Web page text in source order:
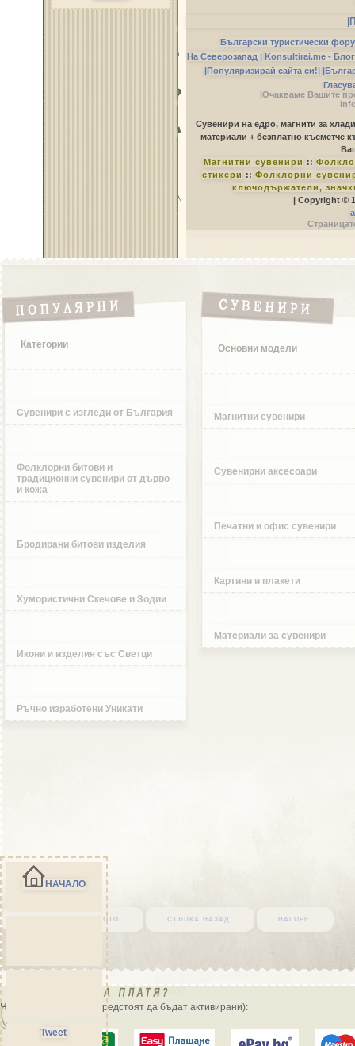
Български туристически
На Северозапад | Konsultirai.me -
|Популяризирай сайта си!|
|Очакваме Вашите
Сувенири на едро, магнити за
материали + безплатно късметче
Магнитни сувенири ::
стикери :: Фолклорни
ключодържатели,
| Copyright ©
Категории
Сувенири с изгледи от България
Фолклорни битови и
традиционни сувенири от дърво
и кожа
Бродирани битови изделия
Хумористични Скечове и Зодии
Икони и изделия със Светци
Ръчно изработени Уникати
Основни модели
Магнитни сувенири
Сувенирни аксесоари
Печатни и офис сувенири
Картини и плакети
Материали за сувенири
върни се в началото стъпка назад нагоре
Начини на плащане (предстоят да бъдат активирани):
НАЧАЛО
Tweet